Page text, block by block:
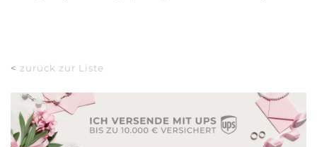
< zurück zur Liste